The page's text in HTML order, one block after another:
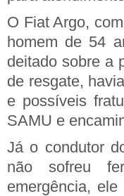
O Fiat Argo,
homem de 54
deitado sobre a
de resgate,
e possíveis
SAMU e
Já o condutor
não sofreu
emergência,